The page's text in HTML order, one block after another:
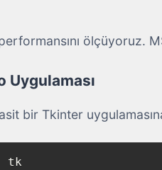
ölçüyoruz.
Uygulaması
bir Tkinter